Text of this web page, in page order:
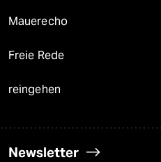
Mauerecho
Freie Rede
reingehen
Newsletter